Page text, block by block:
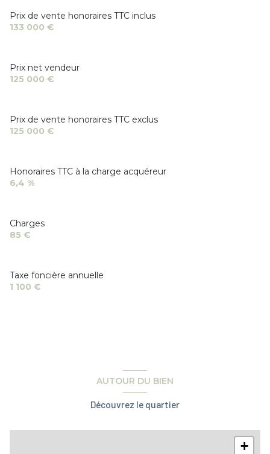
Prix de vente honoraires TTC inclus
133 000 €
Prix net vendeur
125 000 €
Prix de vente honoraires TTC exclus
125 000 €
Honoraires TTC à la charge acquéreur
6,4 %
Charges
85 €
Taxe foncière annuelle
1 100 €
AUTOUR DU BIEN
Découvrez le quartier
+